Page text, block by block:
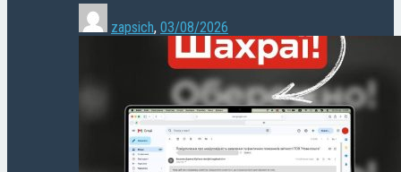
zapsich, 03/08/2026